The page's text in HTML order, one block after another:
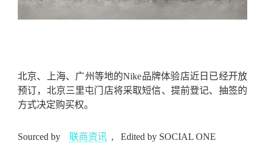
北京、上海、广州等地的Nike品牌体验店近日已经开放
预订，北京三里屯门店将采取短信、提前登记、抽签的
方式决定购买权。
Sourced by 联商资讯 , Edited by SOCIAL ONE